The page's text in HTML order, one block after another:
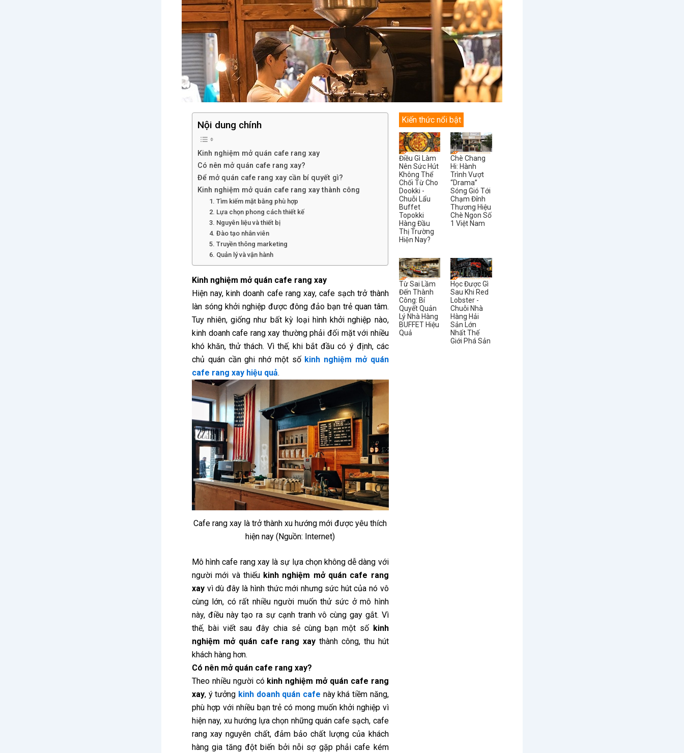
Nội dung chính
Kinh nghiệm mở quán cafe rang xay
Có nên mở quán cafe rang xay?
Để mở quán cafe rang xay cần bí quyết gì?
Kinh nghiệm mở quán cafe rang xay thành công
1. Tìm kiếm mặt bằng phù hợp
2. Lựa chọn phong cách thiết kế
3. Nguyên liệu và thiết bị
4. Đào tạo nhân viên
5. Truyền thông marketing
6. Quản lý và vận hành
Kinh nghiệm mở quán cafe rang xay
Hiện nay, kinh doanh cafe rang xay, cafe sạch trở thành
làn sóng khởi nghiệp được đông đảo bạn trẻ quan tâm.
Tuy nhiên, giống như bất kỳ loại hình khởi nghiệp nào,
kinh doanh cafe rang xay thường phải đối mặt với nhiều
khó khăn, thử thách. Vì thế, khi bắt đầu có ý định, các
chủ quán cần ghi nhớ một số kinh nghiệm mở quán
cafe rang xay hiệu quả.
Cafe rang xay là trở thành xu hướng mới được yêu thích
hiện nay (Nguồn: Internet)
Mô hình cafe rang xay là sự lựa chọn không dễ dàng với
người mới và thiếu kinh nghiệm mở quán cafe rang
xay vì dù đây là hình thức mới nhưng sức hút của nó vô
cùng lớn, có rất nhiều người muốn thử sức ở mô hình
này, điều này tạo ra sự cạnh tranh vô cùng gay gắt. Vì
thế, bài viết sau đây chia sẻ cùng bạn một số kinh
nghiệm mở quán cafe rang xay thành công, thu hút
khách hàng hơn.
Có nên mở quán cafe rang xay?
Theo nhiều người có kinh nghiệm mở quán cafe rang
xay, ý tưởng kinh doanh quán cafe này khá tiềm năng,
phù hợp với nhiều bạn trẻ có mong muốn khởi nghiệp vì
hiện nay, xu hướng lựa chọn những quán cafe sạch, cafe
rang xay nguyên chất, đảm bảo chất lượng của khách
hàng gia tăng đột biến bởi nỗi sợ gặp phải cafe kém
Kiến thức nổi bật
Điều Gì Làm
Nên Sức Hút
Không Thể
Chối Từ Cho
Dookki -
Chuỗi Lẩu
Buffet
Topokki
Hàng Đầu
Thị Trường
Hiện Nay?
Chè Chang
Hi: Hành
Trình Vượt
“Drama”
Sóng Gió Tới
Chạm Đỉnh
Thương Hiệu
Chè Ngon Số
1 Việt Nam
Từ Sai Lầm
Đến Thành
Công: Bí
Quyết Quản
Lý Nhà Hàng
BUFFET Hiệu
Quả
Học Được Gì
Sau Khi Red
Lobster -
Chuỗi Nhà
Hàng Hải
Sản Lớn
Nhất Thế
Giới Phá Sản